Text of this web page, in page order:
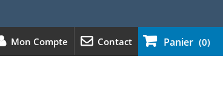
Panier (0)
Contact
Mon Compte